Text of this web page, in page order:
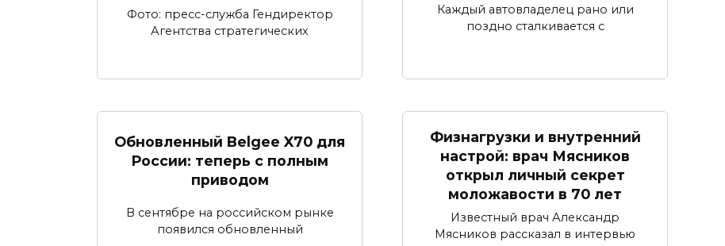
Фото: пресс-служба Гендиректор
Агентства стратегических
Каждый автовладелец рано или
поздно сталкивается с
Обновленный Belgee X70 для
России: теперь с полным
приводом
В сентябре на российском рынке
появился обновленный
Физнагрузки и внутренний
настрой: врач Мясников
открыл личный секрет
моложавости в 70 лет
Известный врач Александр
Мясников рассказал в интервью